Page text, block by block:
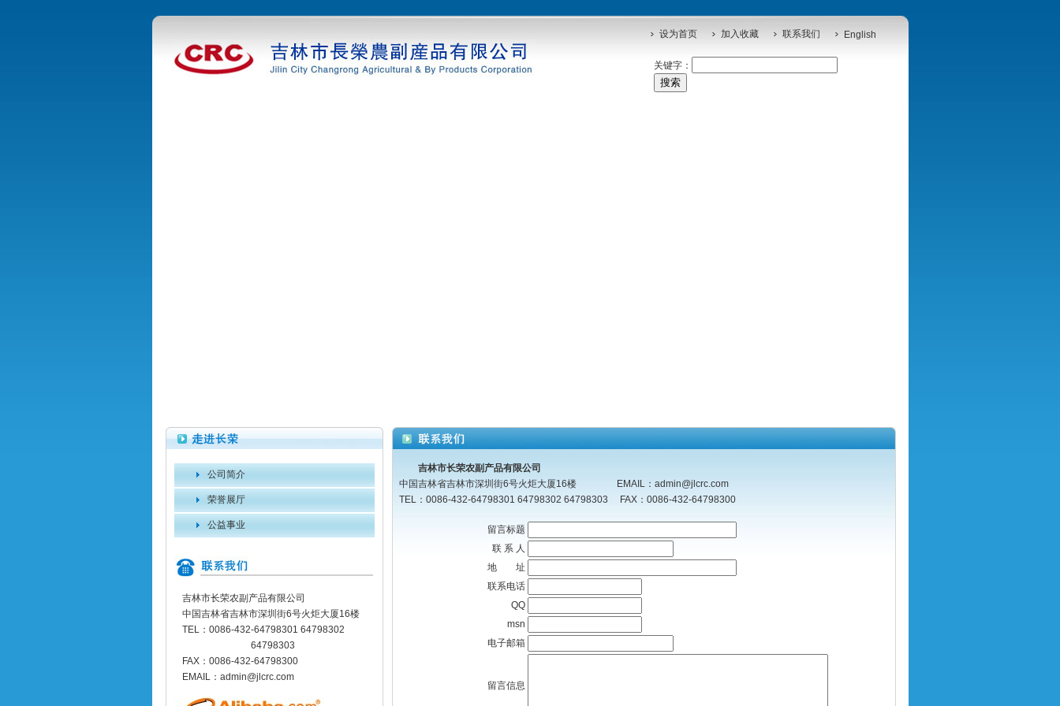
设为首页 加入收藏 联系我们 English
关键字：
公司简介
荣誉展厅
公益事业
吉林市长荣农副产品有限公司
中国吉林省吉林市深圳街6号火炬大厦16楼
TEL：0086-432-64798301 64798302
64798303
FAX：0086-432-64798300
EMAIL：admin@jlcrc.com
吉林市长荣农副产品有限公司
中国吉林省吉林市深圳街6号火炬大厦16楼 EMAIL：admin@jlcrc.com
TEL：0086-432-64798301 64798302 64798303 FAX：0086-432-64798300
留言标题
联 系 人
地 址
联系电话
QQ
msn
电子邮箱
留言信息